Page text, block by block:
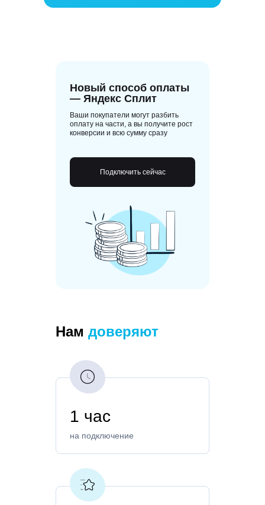
Новый способ оплаты
— Яндекс Сплит
Подключить сейчас
Ваши покупатели могут разбить
оплату на части, а вы получите рост
конверсии и всю сумму сразу
1 час
на подключение
Нам доверяют